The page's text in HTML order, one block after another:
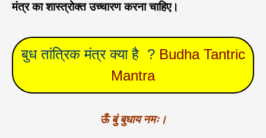
मंत्र का शास्त्रोक्त उच्चारण करना चाहिए।
बुध तांत्रिक मंत्र क्या है ?Budha Tantric
Mantra
ऊँ बुं बुधाय नमः।